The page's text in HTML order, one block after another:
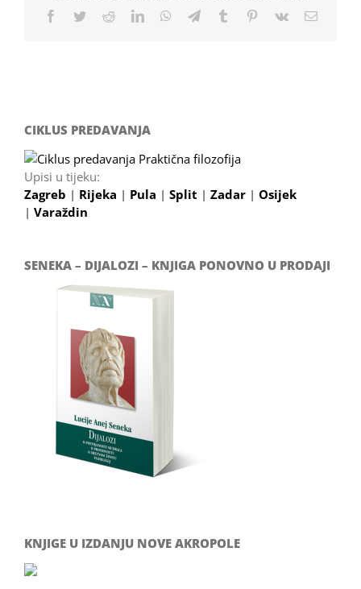
Facebook
TwitterRedditLinkedInWhatsApp
TelegramTumblr Pinterest
Vk Email
CIKLUS PREDAVANJA
Upisi u tijeku:
Zagreb | Rijeka | Pula | Split | Zadar | Osijek
| Varaždin
SENEKA – DIJALOZI – KNJIGA PONOVNO U PRODAJI
KNJIGE U IZDANJU NOVE AKROPOLE